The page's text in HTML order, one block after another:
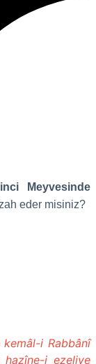
Meyvesinde
eder misiniz?
i Rabbânî
i ezeliye